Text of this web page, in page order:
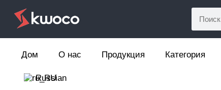
Дом О нас Продукция Категория
Russian